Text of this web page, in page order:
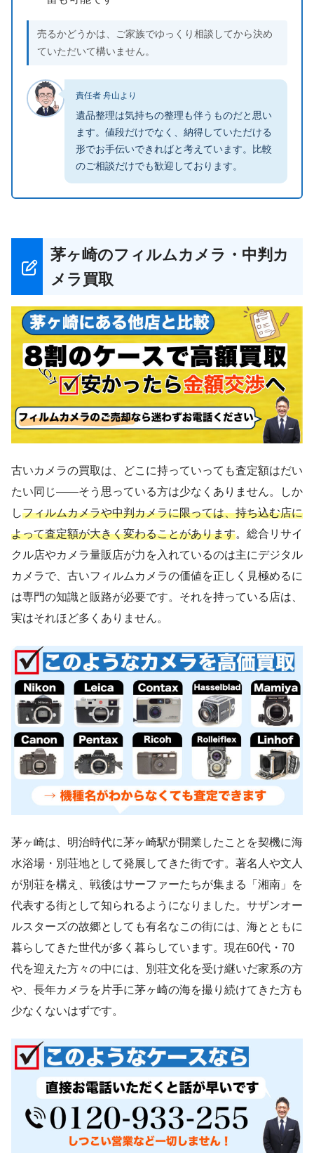
売るかどうかは、ご家族でゆっくり相談してから決め
ていただいて構いません。
責任者 舟山より
遺品整理は気持ちの整理も伴うものだと思い
ます。値段だけでなく、納得していただける
形でお手伝いできればと考えています。比較
のご相談だけでも歓迎しております。
茅ヶ崎のフィルムカメラ・中判カ
メラ買取
古いカメラの買取は、どこに持っていっても査定額はだい
たい同じ——そう思っている方は少なくありません。しか
しフィルムカメラや中判カメラに限っては、持ち込む店に
よって査定額が大きく変わることがあります。総合リサイ
クル店やカメラ量販店が力を入れているのは主にデジタル
カメラで、古いフィルムカメラの価値を正しく見極めるに
は専門の知識と販路が必要です。それを持っている店は、
実はそれほど多くありません。
茅ヶ崎は、明治時代に茅ヶ崎駅が開業したことを契機に海
水浴場・別荘地として発展してきた街です。著名人や文人
が別荘を構え、戦後はサーファーたちが集まる「湘南」を
代表する街として知られるようになりました。サザンオー
ルスターズの故郷としても有名なこの街には、海とともに
暮らしてきた世代が多く暮らしています。現在60代・70
代を迎えた方々の中には、別荘文化を受け継いだ家系の方
や、長年カメラを片手に茅ヶ崎の海を撮り続けてきた方も
少なくないはずです。